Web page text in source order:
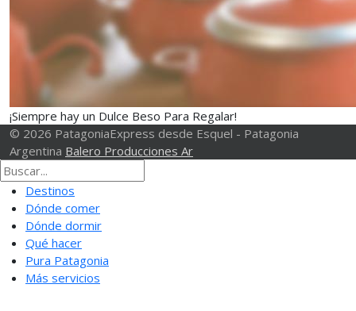
¡Siempre hay un Dulce Beso Para Regalar!
© 2026 PatagoniaExpress desde Esquel - Patagonia
Argentina Balero Producciones Ar
Destinos
Dónde comer
Dónde dormir
Qué hacer
Pura Patagonia
Más servicios